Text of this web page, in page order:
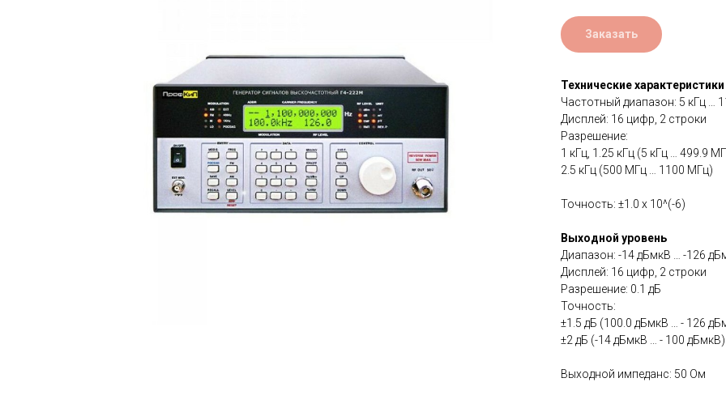
Заказать
Технические характеристики
Частотный диапазон: 5 кГц …
Дисплей: 16 цифр, 2 строки
Разрешение:
1 кГц, 1.25 кГц (5 кГц … 499.9
2.5 кГц (500 МГц … 1100 МГц)
Точность: ±1.0 х 10^(-6)
Выходной уровень
Диапазон: -14 дБмкВ … -126
Дисплей: 16 цифр, 2 строки
Разрешение: 0.1 дБ
Точность:
±1.5 дБ (100.0 дБмкВ … - 126
±2 дБ (-14 дБмкВ … - 100 дБмкВ)
Выходной импеданс: 50 Ом